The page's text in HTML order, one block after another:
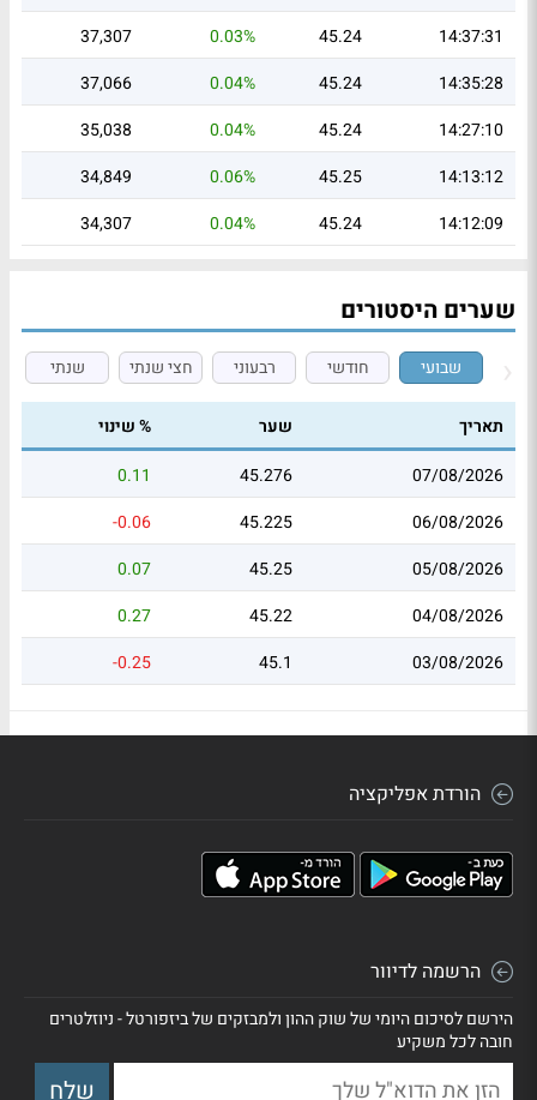
14:37:31
45.24
0.03%
37,307
14:35:28
45.24
0.04%
37,066
14:27:10
45.24
0.04%
35,038
14:13:12
45.25
0.06%
34,849
14:12:09
45.24
0.04%
34,307
שערים היסטורים
שבועי חודשי רבעוני חצי שנתי שנתי
תאריך שער
% שינוי
07/08/2026
45.276
0.11
06/08/2026
45.225
-0.06
05/08/2026
45.25
0.07
04/08/2026
45.22
0.27
03/08/2026
45.1
-0.25
הורדת אפליקציה
הרשמה לדיוור
הירשם לסיכום היומי של שוק ההון ולמבזקים של ביזפורטל - ניוזלטרים
חובה לכל משקיע